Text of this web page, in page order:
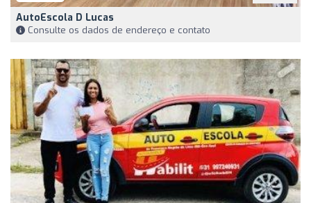
AutoEscola D Lucas
Consulte os dados de endereço e contato